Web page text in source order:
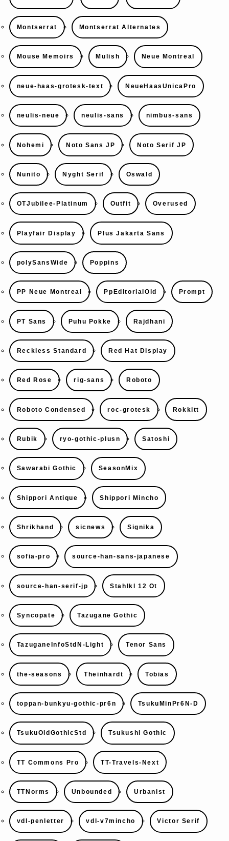
Montserrat Montserrat Alternates
Mouse Memoirs Mulish Neue Montreal
neue-haas-grotesk-text NeueHaasUnicaPro
neulis-neue neulis-sans nimbus-sans
Nohemi Noto Sans JP Noto Serif JP
Nunito Nyght Serif Oswald
OTJubilee-Platinum Outfit Overused
Playfair Display Plus Jakarta Sans
polySansWide Poppins
PP Neue Montreal PpEditorialOld Prompt
PT Sans Puhu Pokke Rajdhani
Reckless Standard Red Hat Display
Red Rose rig-sans Roboto
Roboto Condensed roc-grotesk Rokkitt
Rubik ryo-gothic-plusn Satoshi
Sawarabi Gothic SeasonMix
Shippori Antique Shippori Mincho
Shrikhand sicnews Signika
sofia-pro source-han-sans-japanese
source-han-serif-jp Stahlkl 12 Ot
Syncopate Tazugane Gothic
TazuganeInfoStdN-Light Tenor Sans
the-seasons Theinhardt Tobias
toppan-bunkyu-gothic-pr6n TsukuMinPr6N-D
TsukuOldGothicStd Tsukushi Gothic
TT Commons Pro TT-Travels-Next
TTNorms Unbounded Urbanist
vdl-penletter vdl-v7mincho Victor Serif